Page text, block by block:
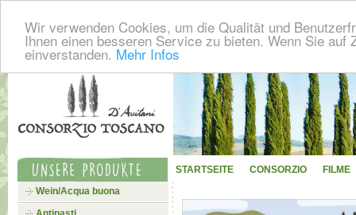
Wir verwenden Cookies, um die Qualität und
Ihnen einen besseren Service zu bieten. Wenn Sie
einverstanden. Mehr Infos
STARTSEITE CONSORZIO
FILME
Wein/Acqua buona